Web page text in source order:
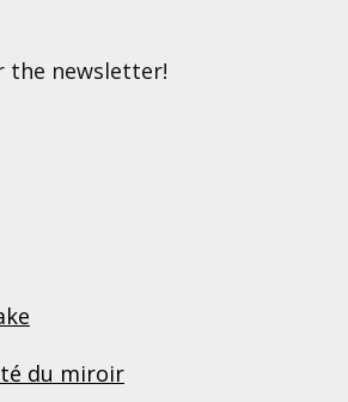
the newsletter!
du miroir